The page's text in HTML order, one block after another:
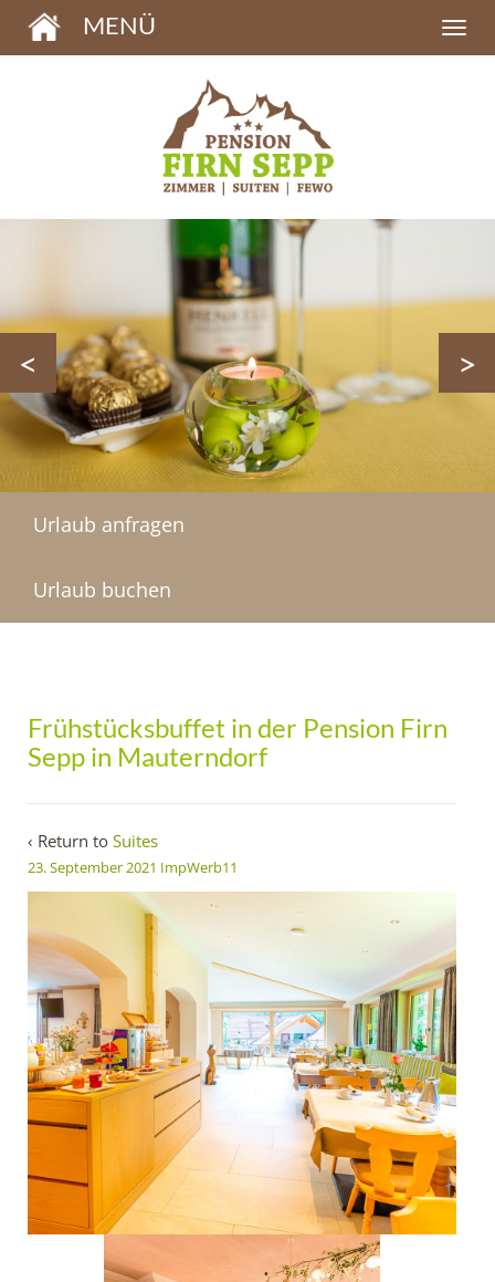
MENÜ
< >
Urlaub anfragen
Urlaub buchen
Frühstücksbuffet in der Pension Firn
Sepp in Mauterndorf
‹ Return to Suites
23. September 2021 ImpWerb11